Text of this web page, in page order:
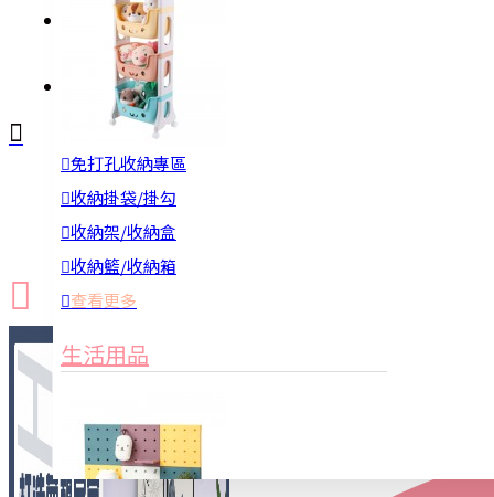
免打孔收納專區
收納掛袋/掛勾
收納架/收納盒
收納籃/收納箱
查看更多
生活用品
新品上市